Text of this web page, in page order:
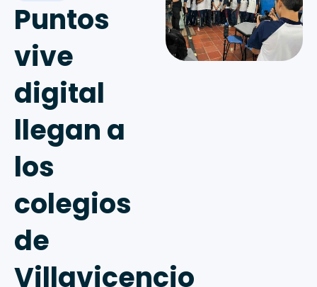
Puntos
vive
digital
llegan a
los
colegios
de
Villavicencio